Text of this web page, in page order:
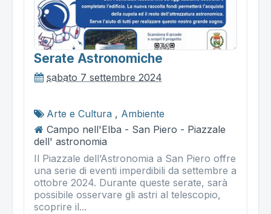
Serate Astronomiche
sabato 7 settembre 2024
Arte e Cultura , Ambiente
Campo nell'Elba - San Piero - Piazzale
dell' astronomia
Il Piazzale dell’Astronomia a San Piero offre
una serie di eventi imperdibili da settembre a
ottobre 2024. Durante queste serate, sarà
possibile osservare gli astri al telescopio,
scoprire il...